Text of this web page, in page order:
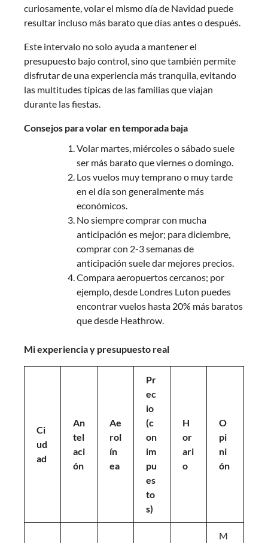
curiosamente, volar el mismo día de Navidad puede
resultar incluso más barato que días antes o después.
Este intervalo no solo ayuda a mantener el
presupuesto bajo control, sino que también permite
disfrutar de una experiencia más tranquila, evitando
las multitudes típicas de las familias que viajan
durante las fiestas.
Consejos para volar en temporada baja
Volar martes, miércoles o sábado suele
ser más barato que viernes o domingo.
Los vuelos muy temprano o muy tarde
en el día son generalmente más
económicos.
No siempre comprar con mucha
anticipación es mejor; para diciembre,
comprar con 2-3 semanas de
anticipación suele dar mejores precios.
Compara aeropuertos cercanos; por
ejemplo, desde Londres Luton puedes
encontrar vuelos hasta 20% más baratos
que desde Heathrow.
Mi experiencia y presupuesto real
Ci
ud
ad
An
tel
aci
ón
Ae
rol
ín
ea
Pr
ec
io
(c
on
im
pu
es
to
s)
H
or
ari
o
O
pi
ni
ón
M